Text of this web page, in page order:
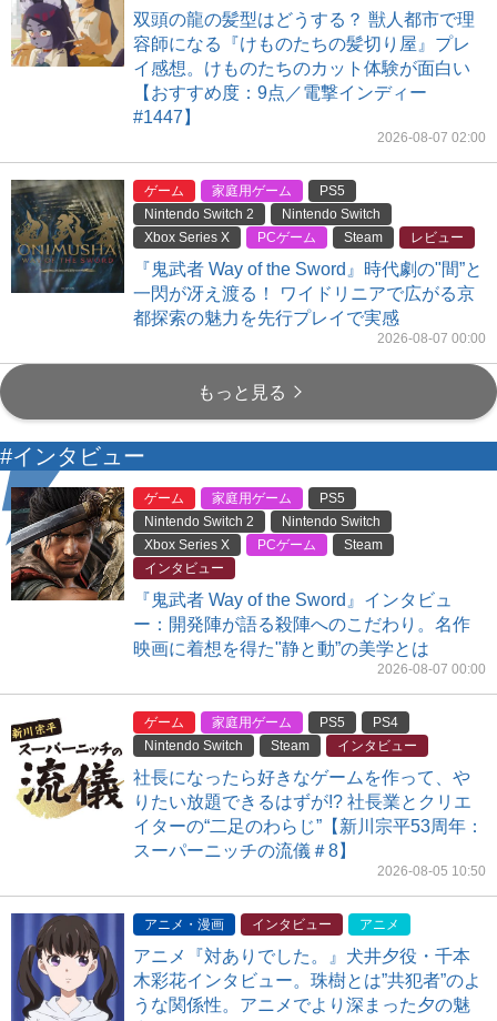
双頭の龍の髪型はどうする？ 獣人都市で理
容師になる『けものたちの髪切り屋』プレ
イ感想。けものたちのカット体験が面白い
【おすすめ度：9点／電撃インディー
#1447】
2026-08-07 02:00
ゲーム 家庭用ゲーム
PS5
Nintendo Switch 2
Nintendo Switch
Xbox Series X
PCゲーム Steam レビュー
『鬼武者 Way of the Sword』時代劇の"間”と
一閃が冴え渡る！ ワイドリニアで広がる京
都探索の魅力を先行プレイで実感
2026-08-07 00:00
もっと見る
#インタビュー
ゲーム 家庭用ゲーム
PS5
Nintendo Switch 2
Nintendo Switch
Xbox Series X
PCゲーム
Steam
インタビュー
『鬼武者 Way of the Sword』インタビュ
ー：開発陣が語る殺陣へのこだわり。名作
映画に着想を得た"静と動”の美学とは
2026-08-07 00:00
ゲーム 家庭用ゲーム PS5
PS4
Nintendo Switch
Steam インタビュー
社長になったら好きなゲームを作って、や
りたい放題できるはずが!? 社長業とクリエ
イターの“二足のわらじ”【新川宗平53周年：
スーパーニッチの流儀＃8】
2026-08-05 10:50
アニメ・漫画 インタビュー アニメ
アニメ『対ありでした。』犬井夕役・千本
木彩花インタビュー。珠樹とは”共犯者”のよ
うな関係性。アニメでより深まった夕の魅